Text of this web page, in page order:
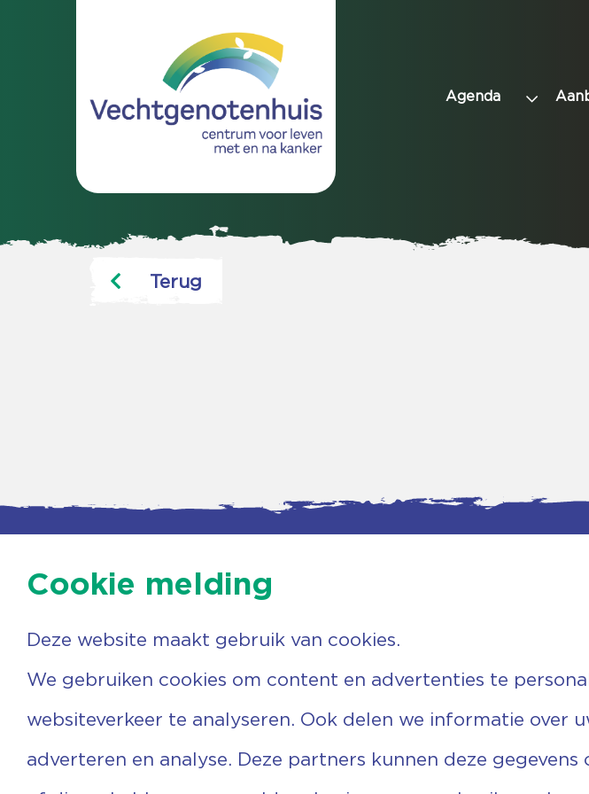
Agenda
Terug
Agenda
Nieuwsbrief
Vrijwilligers
Steun ons
Contactgegevens
7731 PA Ommen
0529 455 767
info@vechtgenoten.nl
Cookie melding
Deze website maakt gebruik van cookies.
We gebruiken cookies om content en advertenties te
websiteverkeer te analyseren. Ook delen we informatie over
adverteren en analyse. Deze partners kunnen deze